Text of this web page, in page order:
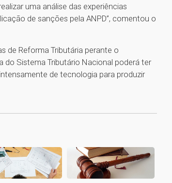
uma análise das experiências
de sanções pela ANPD”, comentou o
de Reforma Tributária perante o
do Sistema Tributário Nacional poderá ter
de tecnologia para produzir